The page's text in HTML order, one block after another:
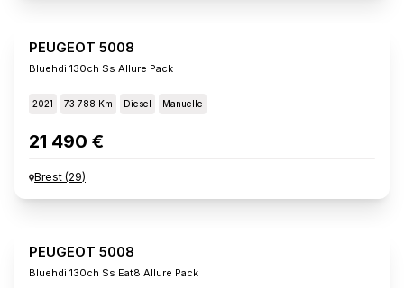
PEUGEOT 5008
Bluehdi 130ch Ss Allure Pack
2021 73 788 Km Diesel Manuelle
21 490 €
Brest (29)
PEUGEOT 5008
Bluehdi 130ch Ss Eat8 Allure Pack